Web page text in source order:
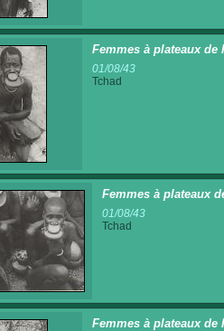
Femmes à plateaux de
01/08/43
Tchad
Femmes à plateaux
01/08/43
Tchad
Femmes à plateaux de